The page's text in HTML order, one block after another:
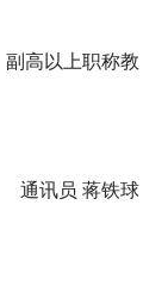
高以上职称教
通讯员 蒋铁球